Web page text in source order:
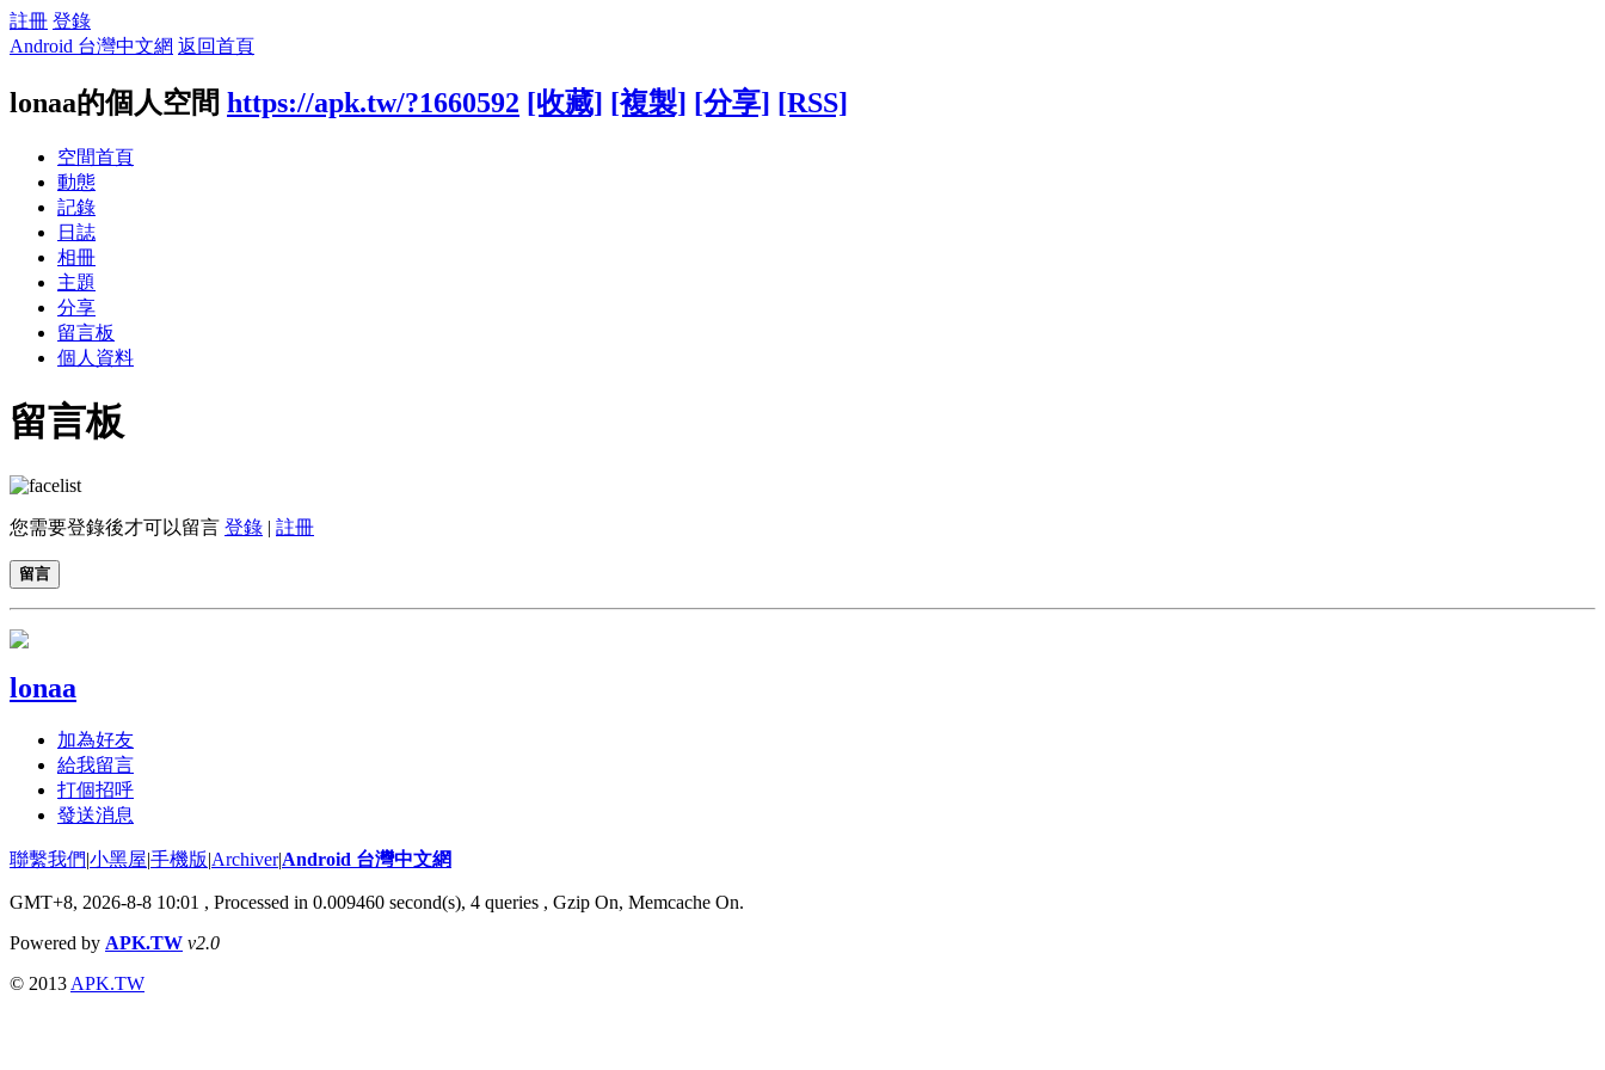
註冊 登錄
Android 台灣中文網 返回首頁
lonaa的個人空間 https://apk.tw/?1660592 [收藏] [複製] [分享] [RSS]
空間首頁
動態
記錄
日誌
相冊
主題
分享
留言板
個人資料
留言板
您需要登錄後才可以留言 登錄 | 註冊
留言
lonaa
加為好友
給我留言
打個招呼
發送消息
聯繫我們|小黑屋|手機版|Archiver|Android 台灣中文網
GMT+8, 2026-8-8 10:01 , Processed in 0.009460 second(s), 4 queries , Gzip On, Memcache On.
Powered by APK.TW v2.0
© 2013 APK.TW